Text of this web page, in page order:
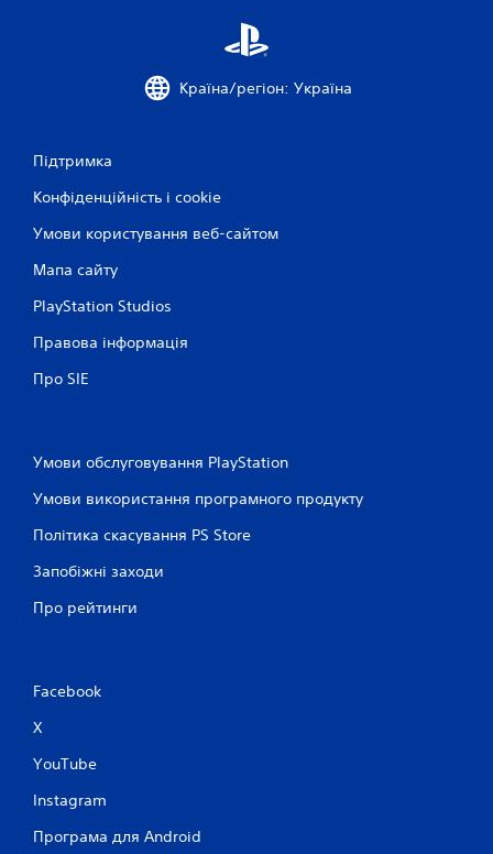
Країна/регіон: Україна
Підтримка
Конфіденційність і cookie
Умови користування веб-сайтом
Мапа сайту
PlayStation Studios
Правова інформація
Про SIE
Умови обслуговування PlayStation
Умови використання програмного продукту
Політика скасування PS Store
Запобіжні заходи
Про рейтинги
Facebook
X
YouTube
Instagram
Програма для Android